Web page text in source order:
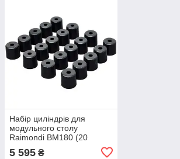
Набір циліндрів для
модульного столу
Raimondi BM180 (20
циліндрів/уп.) (394CC01A)
5 595 ₴